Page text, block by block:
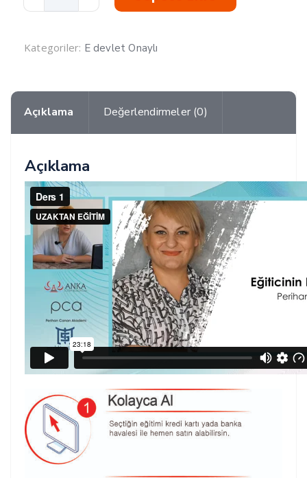
Sertifika
adet
Kategoriler: E devlet Onaylı
Açıklama Değerlendirmeler (0)
Açıklama